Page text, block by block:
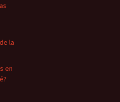
la
en